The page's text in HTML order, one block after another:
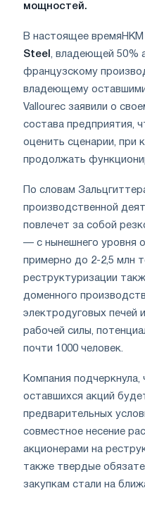
мощностей.
В настоящее
Steel
, владеющей 50%
французскому
владеющему
Vallourec заявили о
состава предприятия,
оценить сценарии, при
продолжать
По словам
производственной
повлечет за собой
— с нынешнего уровня
примерно до 2-2,5 млн
реструктуризации
доменного
электродуговых печей
рабочей силы,
почти 1000 человек.
Компания
оставшихся акций
предварительных
совместное несение
акционерами на
также твердые
закупкам стали на